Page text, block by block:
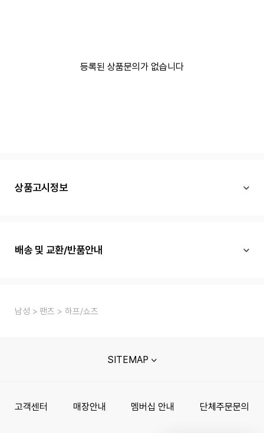
등록된 상품문의가 없습니다
상품고시정보
배송 및 교환/반품안내
남성 팬츠 하프/쇼츠
SITEMAP
고객센터 매장안내 멤버십 안내 단체주문문의